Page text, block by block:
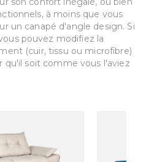
à moins que vous
un canapé d'angle design. Si
pouvez modifiez la
(cuir, tissu ou microfibre)
qu'il soit comme vous l'aviez